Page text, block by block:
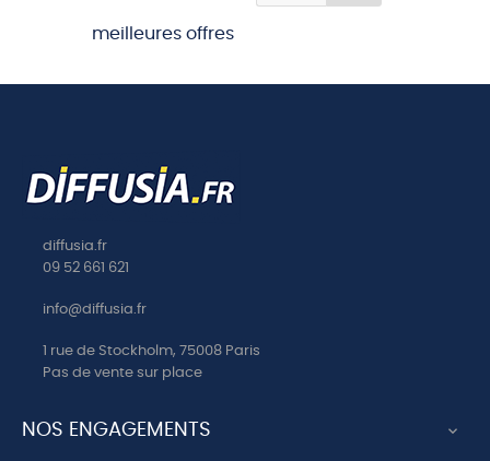
meilleures offres
diffusia.fr
09 52 661 621
info@diffusia.fr
1 rue de Stockholm, 75008 Paris
Pas de vente sur place
NOS ENGAGEMENTS 